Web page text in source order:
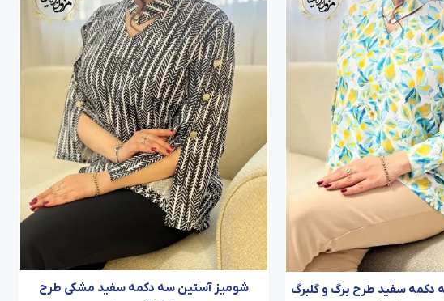
سفید طرح برگ و گلبرگ
شومیز آستین سه دکمه سفید مشکی طرح